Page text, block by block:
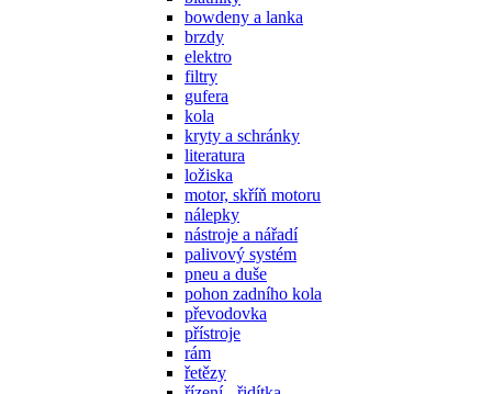
bowdeny a lanka
brzdy
elektro
filtry
gufera
kola
kryty a schránky
literatura
ložiska
motor, skříň motoru
nálepky
nástroje a nářadí
palivový systém
pneu a duše
pohon zadního kola
převodovka
přístroje
rám
řetězy